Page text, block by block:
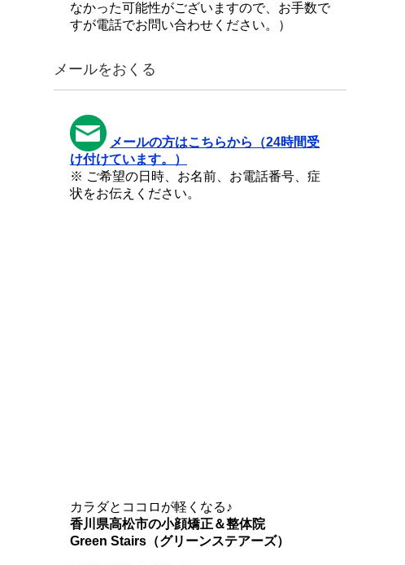
なかった可能性がございますので、お手数で
すが電話でお問い合わせください。）
メールをおくる
メールの方はこちらから（24時間受
け付けています。）
※ ご希望の日時、お名前、お電話番号、症
状をお伝えください。
カラダとココロが軽くなる♪
香川県高松市の小顔矯正＆整体院
Green Stairs（グリーンステアーズ）